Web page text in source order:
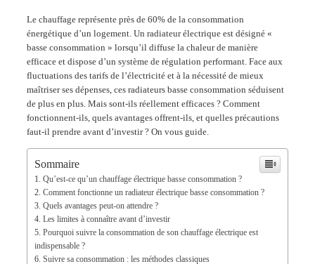
Le chauffage représente près de 60% de la consommation
énergétique d’un logement. Un radiateur électrique est désigné «
basse consommation » lorsqu’il diffuse la chaleur de manière
efficace et dispose d’un système de régulation performant. Face aux
fluctuations des tarifs de l’électricité et à la nécessité de mieux
maîtriser ses dépenses, ces radiateurs basse consommation séduisent
de plus en plus. Mais sont-ils réellement efficaces ? Comment
fonctionnent-ils, quels avantages offrent-ils, et quelles précautions
faut-il prendre avant d’investir ? On vous guide.
Sommaire
Qu’est-ce qu’un chauffage électrique basse consommation ?
Comment fonctionne un radiateur électrique basse consommation ?
Quels avantages peut-on attendre ?
Les limites à connaître avant d’investir
Pourquoi suivre la consommation de son chauffage électrique est
indispensable ?
Suivre sa consommation : les méthodes classiques